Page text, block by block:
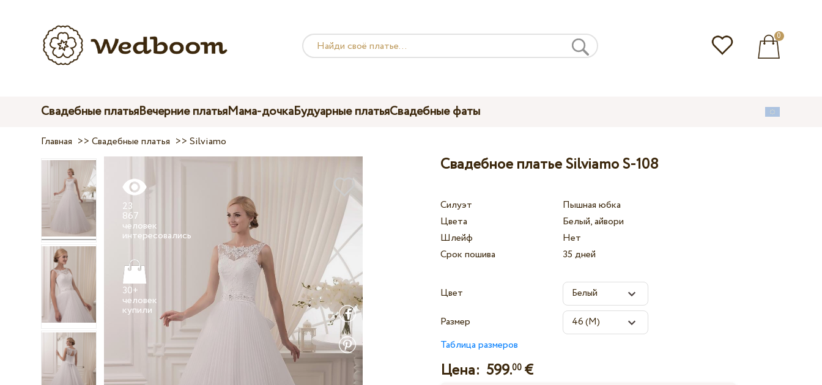
0
Свадебные платьяВечерние платьяМама-дочкаБудуарные платьяСвадебные фаты
Главная >>Свадебные платья >>Silviamo
23
867
человек
30+
человек
Свадебное платье Silviamo S-108
Силуэт
Пышная юбка
Цвета
Белый, айвори
Шлейф
Нет
Срок пошива
35 дней
Цвет
Размер
Таблица размеров
Цена: 599.00 €